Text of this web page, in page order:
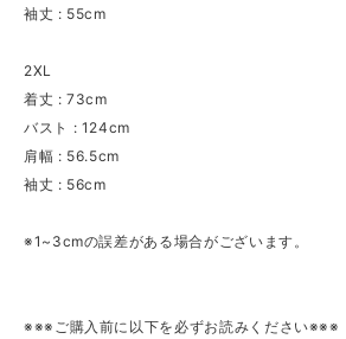
袖丈 : 55cm
2XL
着丈 : 73cm
バスト : 124cm
肩幅 : 56.5cm
袖丈 : 56cm
※1~3cmの誤差がある場合がございます。
※※※ご購入前に以下を必ずお読みください※※※